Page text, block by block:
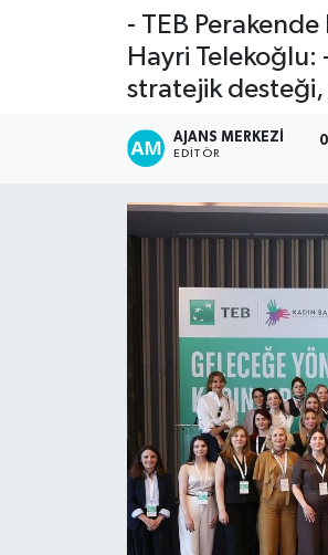
- TEB
Hayri Telekoğlu:
stratejik desteği,
AJANS MERKEZI
EDITÖR
RESMİ İLANLAR
Son Dakika Haberleri
Haber Arşivi